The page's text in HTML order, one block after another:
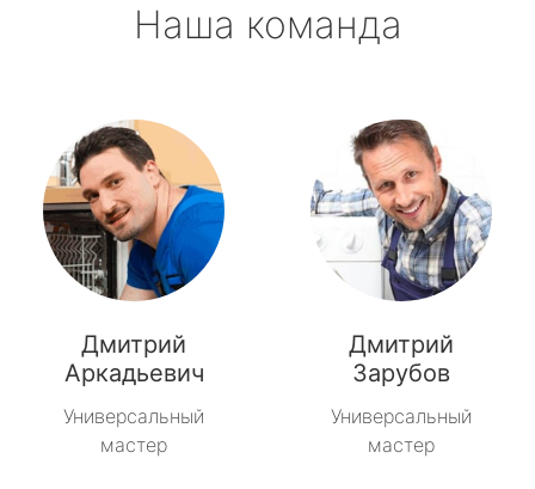
Наша команда
Дмитрий
Аркадьевич
Универсальный
мастер
Дмитрий
Зарубов
Универсальный
мастер